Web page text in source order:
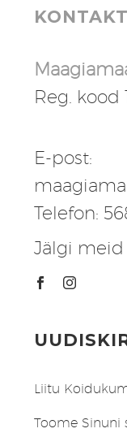
Reg. kood
E-post:
Telefon:
Jälgi meid
Liitu
Toome Sinuni